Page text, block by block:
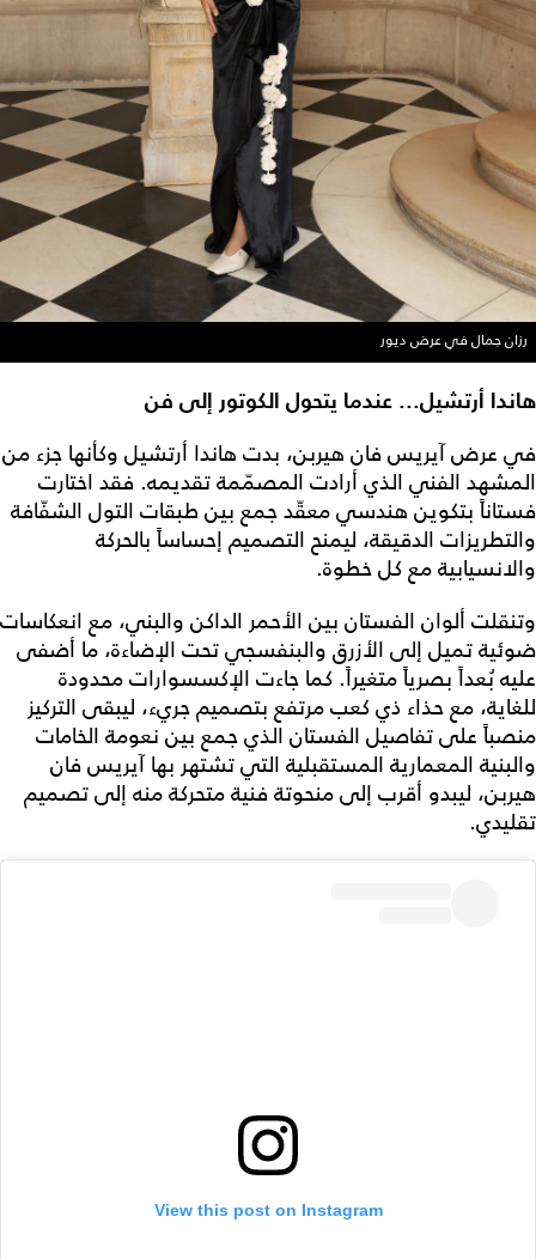
رزان جمال في عرض ديور
هاندا أرتشيل... عندما يتحول الكوتور إلى فن
في عرض آيريس فان هيربن، بدت هاندا أرتشيل وكأنها جزء من
المشهد الفني الذي أرادت المصمّمة تقديمه. فقد اختارت
فستاناً بتكوين هندسي معقّد جمع بين طبقات التول الشفّافة
والتطريزات الدقيقة، ليمنح التصميم إحساساً بالحركة
والانسيابية مع كل خطوة.
وتنقلت ألوان الفستان بين الأحمر الداكن والبني، مع انعكاسات
ضوئية تميل إلى الأزرق والبنفسجي تحت الإضاءة، ما أضفى
عليه بُعداً بصرياً متغيراً. كما جاءت الإكسسوارات محدودة
للغاية، مع حذاء ذي كعب مرتفع بتصميم جريء، ليبقى التركيز
منصباً على تفاصيل الفستان الذي جمع بين نعومة الخامات
والبنية المعمارية المستقبلية التي تشتهر بها آيريس فان
هيربن، ليبدو أقرب إلى منحوتة فنية متحركة منه إلى تصميم
تقليدي.
View this post on Instagram